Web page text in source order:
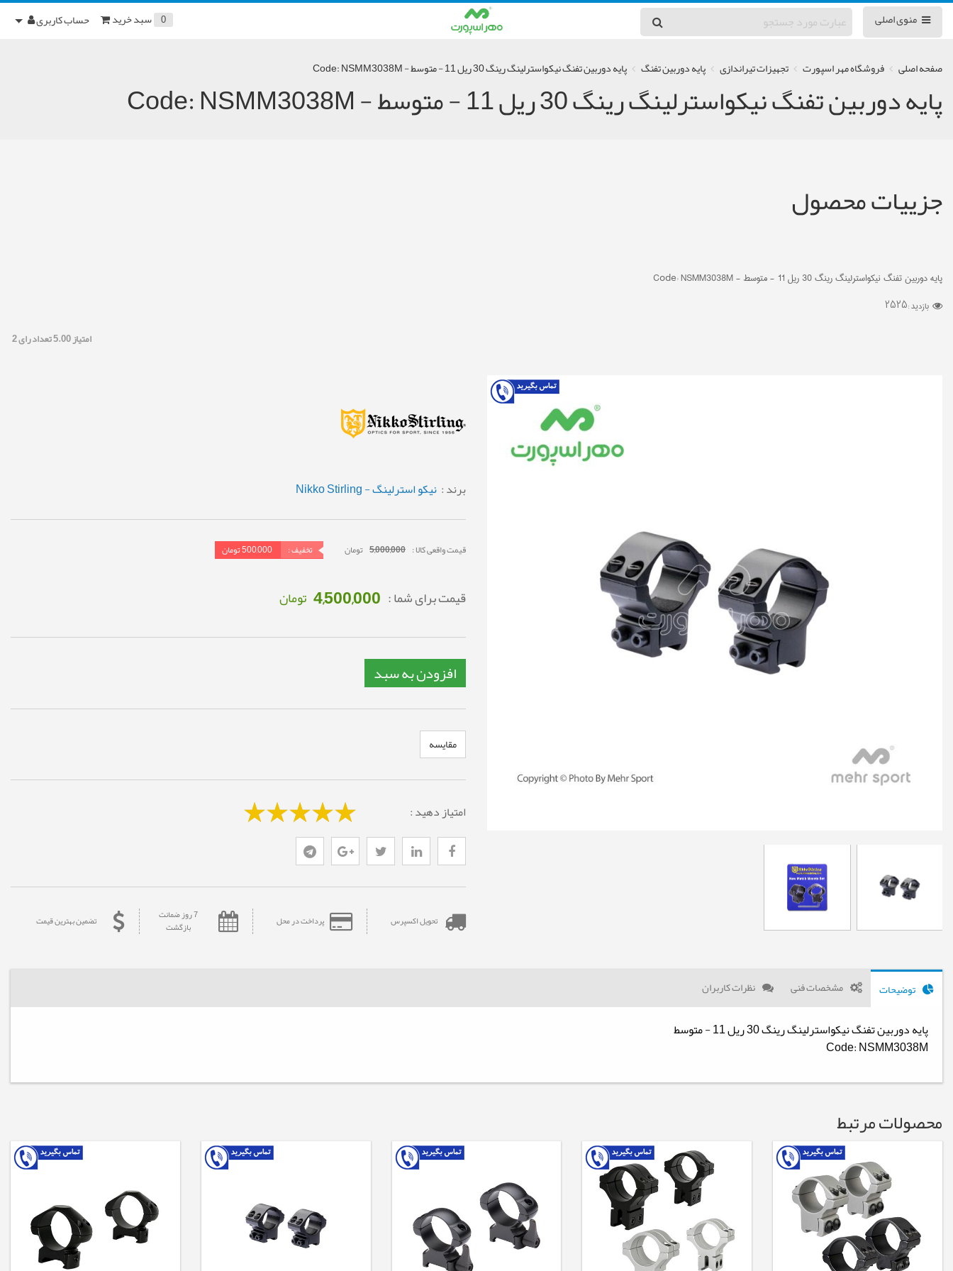
منوی اصلی حساب کاربری 0 سبد خرید
صفحه اصلی فروشگاه مهر اسپورت تجهیزات تیراندازی پایه دوربین تفنگ پایه دوربین تفنگ نیکواسترلینگ رینگ 30 ریل 11 - متوسط - Code: NSMM3038M
پایه دوربین تفنگ نیکواسترلینگ رینگ 30 ریل 11 - متوسط - Code: NSMM3038M
جزییات محصول
پایه دوربین تفنگ نیکواسترلینگ رینگ 30 ریل 11 - متوسط - Code: NSMM3038M
بازدید :2525
امتیاز5.00تعداد رای2
برند : نیکو استرلینگ - Nikko Stirling
قیمت واقعی کالا : 5,000,000 تومان تخفیف : 500,000تومان
قیمت برای شما : 4,500,000 تومان
افزودن به سبد
مقایسه
امتیاز دهید :
تحویل اکسپرس پرداخت در محل 7 روز ضمانت
بازگشت تضمین بهترین قیمت
توضیحات مشخصات فنی نظرات کاربران
پایه دوربین تفنگ نیکواسترلینگ رینگ 30 ریل 11 - متوسط
Code: NSMM3038M
محصولات مرتبط